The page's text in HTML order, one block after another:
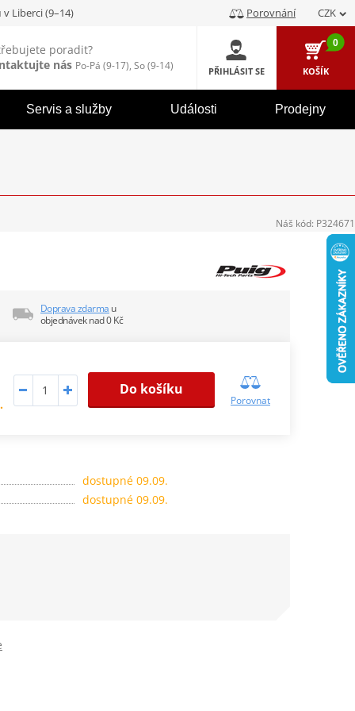
v Liberci (9–14) Porovnání CZK
poradit?
nás Po-Pá (9-17), So (9-14) PŘIHLÁSIT SE
0
KOŠÍK
Servis a služby Události Prodejny
Doprava zdarma u
objednávek nad 0 Kč
Do košíku
Porovnat
dostupné 09.09.
dostupné 09.09.
Náš kód: P324671